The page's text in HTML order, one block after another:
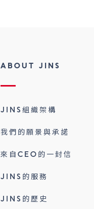
ABOUT JINS
JINS組織架構
我們的願景與承諾
來自CEO的一封信
JINS的服務
JINS的歷史